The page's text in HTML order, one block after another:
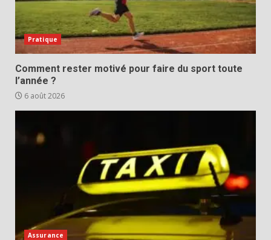
Pratique
Comment rester motivé pour faire du sport toute
l’année ?
6 août 2026
Assurance